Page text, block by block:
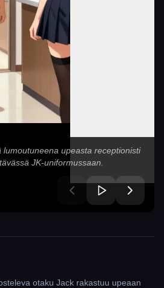
lumoutuneena upeasta receptionisti
JK-uniformussaan.
otaku Jack rakastuu upeaan